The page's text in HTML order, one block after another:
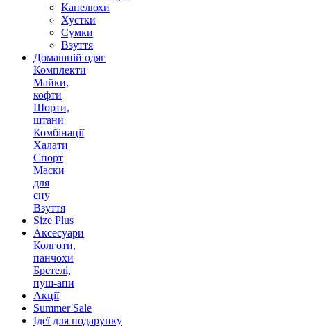
Капелюхи
Хустки
Сумки
Взуття
Домашній одяг
Комплекти
Майки,
кофти
Шорти,
штани
Комбінації
Халати
Спорт
Маски
для
сну
Взуття
Size Plus
Аксесуари
Колготи,
панчохи
Бретелі,
пуш-апи
Акції
Summer Sale
Ідеї для подарунку